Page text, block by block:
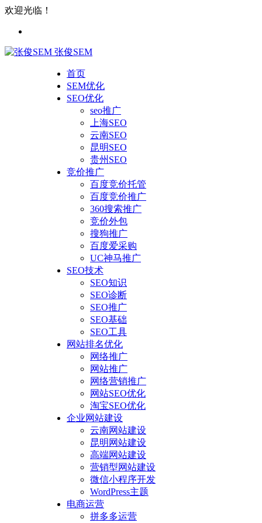
欢迎光临！
张俊SEM
首页
SEM优化
SEO优化
seo推广
上海SEO
云南SEO
昆明SEO
贵州SEO
竞价推广
百度竞价托管
百度竞价推广
360搜索推广
竞价外包
搜狗推广
百度爱采购
UC神马推广
SEO技术
SEO知识
SEO诊断
SEO推广
SEO基础
SEO工具
网站排名优化
网络推广
网站推广
网络营销推广
网站SEO优化
淘宝SEO优化
企业网站建设
云南网站建设
昆明网站建设
高端网站建设
营销型网站建设
微信小程序开发
WordPress主题
电商运营
拼多多运营